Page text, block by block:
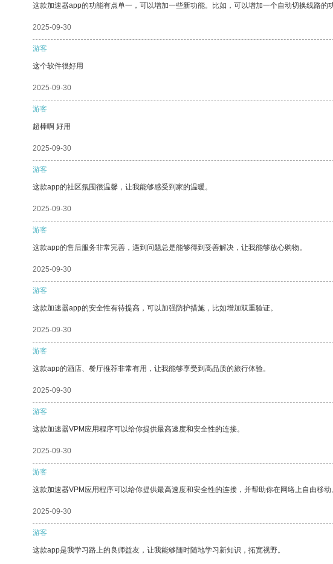
这款加速器app的功能有点单一，可以增加一些新功能。比如，可以增加一个自动切换线路
2025-09-30
游客
这个软件很好用
2025-09-30
游客
超棒啊 好用
2025-09-30
游客
这款app的社区氛围很温馨，让我能够感受到家的温暖。
2025-09-30
游客
这款app的售后服务非常完善，遇到问题总是能够得到妥善解决，让我能够放心购物。
2025-09-30
游客
这款加速器app的安全性有待提高，可以加强防护措施，比如增加双重验证。
2025-09-30
游客
这款app的酒店、餐厅推荐非常有用，让我能够享受到高品质的旅行体验。
2025-09-30
游客
这款加速器VPM应用程序可以给你提供最高速度和安全性的连接。
2025-09-30
游客
这款加速器VPM应用程序可以给你提供最高速度和安全性的连接，并帮助你在网络上自由移动
2025-09-30
游客
这款app是我学习路上的良师益友，让我能够随时随地学习新知识，拓宽视野。